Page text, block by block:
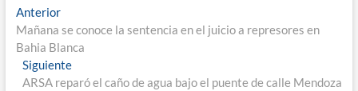
Navegación
de
entradas
AnteriorEntrada
anterior:
Mañana se conoce la sentencia en el juicio a represores en
Bahia Blanca
SiguienteEntrada
siguiente:
ARSA reparó el caño de agua bajo el puente de calle Mendoza